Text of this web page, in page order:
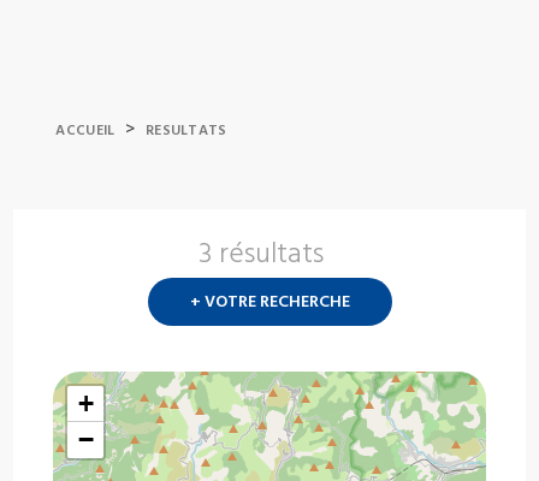
ACCUEIL > RESULTATS
3 résultats
+ VOTRE RECHERCHE
+
−